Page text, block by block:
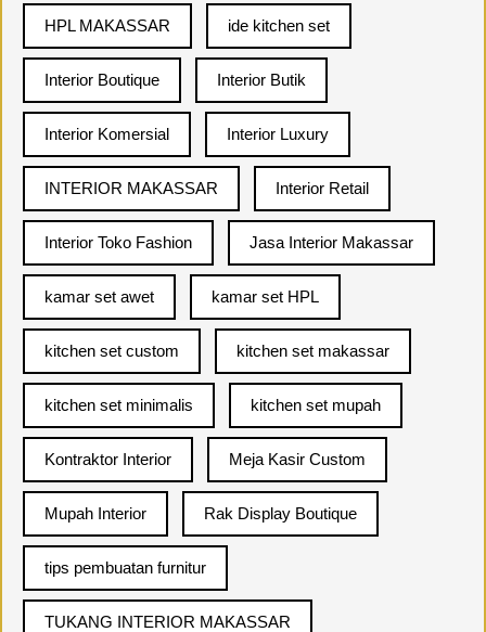
HPL MAKASSAR ide kitchen set
Interior Boutique Interior Butik
Interior Komersial Interior Luxury
INTERIOR MAKASSAR Interior Retail
Interior Toko Fashion Jasa Interior Makassar
kamar set awet kamar set HPL
kitchen set custom kitchen set makassar
kitchen set minimalis kitchen set mupah
Kontraktor Interior Meja Kasir Custom
Mupah Interior Rak Display Boutique
tips pembuatan furnitur
TUKANG INTERIOR MAKASSAR